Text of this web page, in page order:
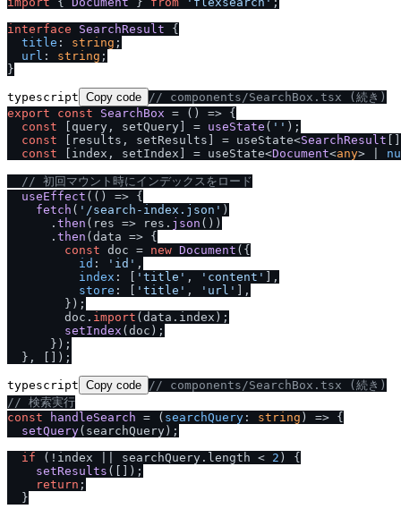
interface
SearchResult {
title : string ;
url : string ;
typescript Copy code // components/SearchBox.tsx (続き)
export
const SearchBox = ( ) => {
const [query, setQuery] = useState ( '' );
const [results, setResults] = useState<SearchResult
const [index, setIndex] = useState<Document<any> |
// 初回マウント時にインデックスをロード
useEffect ( () => {
fetch ( ' /search-index.json' )
      .
then ( res => res. json ())
      .
then ( data => {
const doc = new Document ({
id : 'id' ,
index : [ 'title' , 'content'
],
store : [ 'title' , 'url'
],
        });
        doc.
import (data. index );
setIndex (doc);
      });
typescript Copy code // components/SearchBox.tsx (続き)
// 検索実行
const
handleSearch = ( searchQuery : string ) => {
setQuery(searchQuery);
if (!index || searchQuery. length < 2 ) {
setResults ([]);
return ;
  }